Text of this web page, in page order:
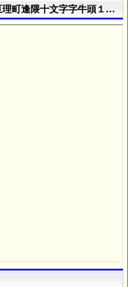
理町逢隈十文字字牛頭１９